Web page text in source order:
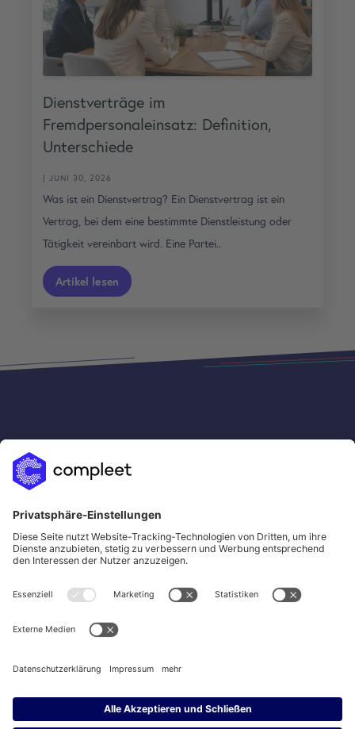
Dienstverträge im
Fremdpersonaleinsatz: Definition,
Unterschiede
| JUNI 30, 2026
Was ist ein Dienstvertrag? Ein Dienstvertrag ist ein
Vertrag, bei dem eine bestimmte Dienstleistung oder
Tätigkeit vereinbart wird. Eine Partei..
Artikel lesen
sales@compleet.com
Xing
YouTube